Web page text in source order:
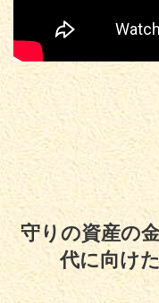
守りの資産の
代に向け